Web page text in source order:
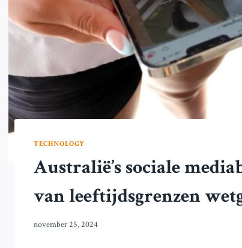
TECHNOLOGY
Australië’s sociale
van leeftijdsgrenzen
november 25, 2024